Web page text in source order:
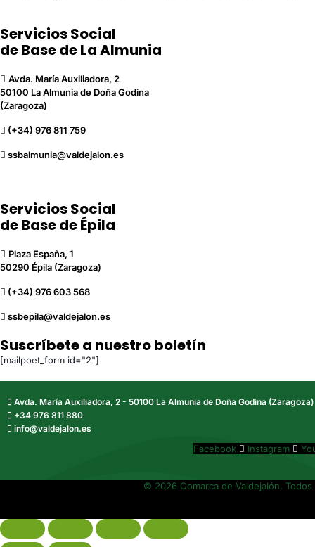
Servicios Social
de Base de La Almunia
Avda. María Auxiliadora, 2
50100 La Almunia de Doña Godina
(Zaragoza)
(+34) 976 811 759
ssbalmunia@valdejalon.es
Servicios Social
de Base de Épila
Plaza España, 1
50290 Épila (Zaragoza)
(+34) 976 603 568
ssbepila@valdejalon.es
Suscríbete a nuestro boletín
[mailpoet_form id="2"]
Avda. María Auxiliadora, 2 - 50100 La Almunia de Doña Godina (Zaragoza)
+34 976 811 880
info@valdejalon.es
Facebook Instagram
© 2026 Comarca de Valdejalón.